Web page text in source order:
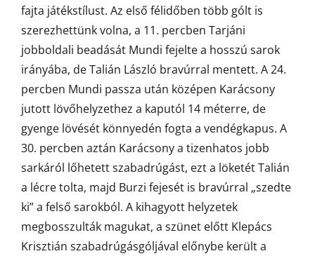
fajta játékstílust. Az első félidőben több gólt is
szerezhettünk volna, a 11. percben Tarjáni
jobboldali beadását Mundi fejelte a hosszú sarok
irányába, de Talián László bravúrral mentett. A 24.
percben Mundi passza után középen Karácsony
jutott lövőhelyzethez a kaputól 14 méterre, de
gyenge lövését könnyedén fogta a vendégkapus. A
30. percben aztán Karácsony a tizenhatos jobb
sarkáról lőhetett szabadrúgást, ezt a löketét Talián
a lécre tolta, majd Burzi fejesét is bravúrral „szedte
ki” a felső sarokból. A kihagyott helyzetek
megbosszulták magukat, a szünet előtt Klepács
Krisztián szabadrúgásgóljával előnybe került a